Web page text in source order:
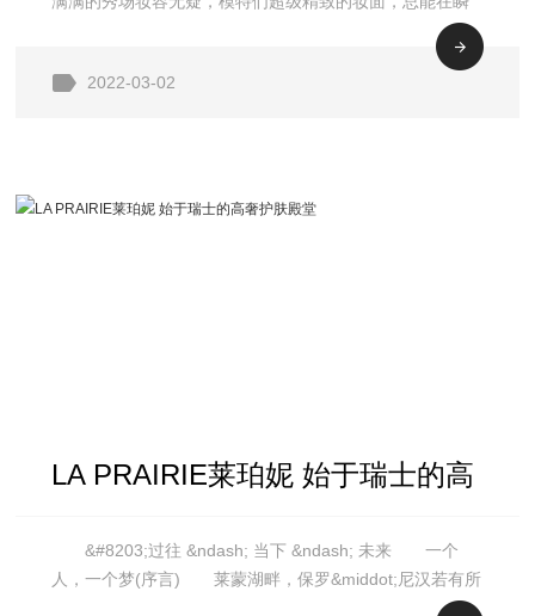
间直抵人心。日常生活中的我们想要get摩登出街秀场妆，
不仅需要良好的肌肤状态支撑，更需要后台独家的妆容秘
诀加持!2022-03-02
LA PRAIRIE莱珀妮 始于瑞士的高
奢护肤殿堂
&#8203;过往 &ndash; 当下 &ndash; 未来 一个
人，一个梦(序言) 莱蒙湖畔，保罗&middot;尼汉若有所
思地踱步前行。一望无际的群山环绕，静谧无声，却赋予